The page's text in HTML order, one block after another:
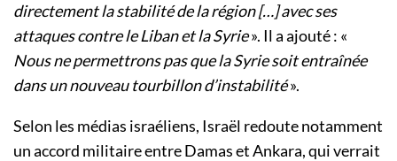
directement la stabilité de la région […] avec ses
attaques contre le Liban et la Syrie». Il a ajouté : «
Nous ne permettrons pas que la Syrie soit entraînée
dans un nouveau tourbillon d’instabilité».
Selon les médias israéliens, Israël redoute notamment
un accord militaire entre Damas et Ankara, qui verrait